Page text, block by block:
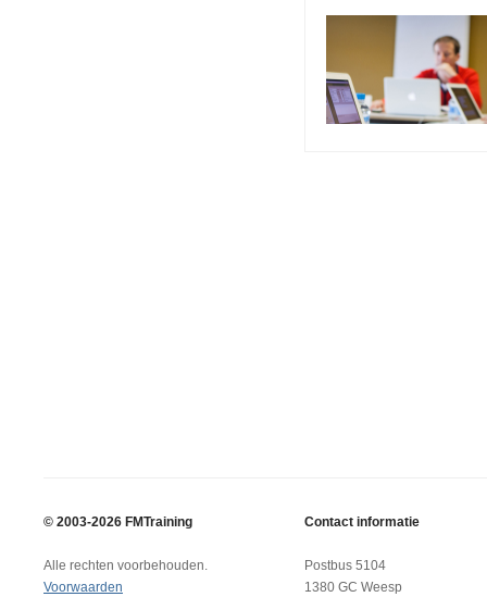
© 2003-2026 FMTraining
Alle rechten voorbehouden.
Voorwaarden
Contact informatie
Postbus 5104
1380 GC Weesp